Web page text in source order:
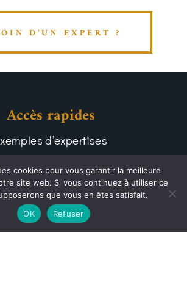
D'UN EXPERT ?
Accès rapides
d’expertises
Les services clés
Allô expert bâtiment
Foire Aux Questions
cookies pour vous garantir la meilleure
site web. Si vous continuez à utiliser ce
que vous en êtes satisfait.
OK
Refuser